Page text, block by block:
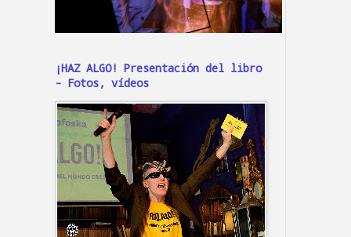
¡HAZ ALGO! Presentación del libro
- Fotos, vídeos